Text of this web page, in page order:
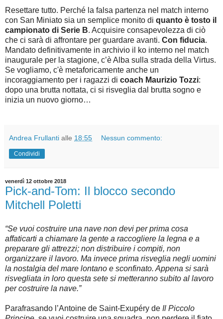
Resettare tutto. Perché la falsa partenza nel match interno
con San Miniato sia un semplice monito di quanto è tosto il
campionato di Serie B. Acquisire consapevolezza di ciò
che ci sarà di affrontare per guardare avanti. Con fiducia.
Mandato definitivamente in archivio il ko interno nel match
inaugurale per la stagione, c’è Alba sulla strada della Virtus.
Se vogliamo, c'è metaforicamente anche un
incoraggiamento per i ragazzi di coach Maurizio Tozzi:
dopo una brutta nottata, ci si risveglia dal brutta sogno e
inizia un nuovo giorno…
Andrea Frullanti alle 18:55 Nessun commento:
Condividi
venerdì 12 ottobre 2018
Pick-and-Tom: Il blocco secondo
Mitchell Poletti
“Se vuoi costruire una nave non devi per prima cosa
affaticarti a chiamare la gente a raccogliere la legna e a
preparare gli attrezzi; non distribuire i compiti, non
organizzare il lavoro. Ma invece prima risveglia negli uomini
la nostalgia del mare lontano e sconfinato. Appena si sarà
risvegliata in loro questa sete si metteranno subito al lavoro
per costruire la nave.”
Parafrasando l’Antoine de Saint-Exupéry de Il Piccolo